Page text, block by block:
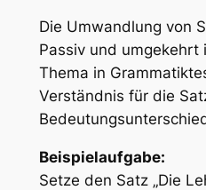
Die Umwandlung von
Passiv und umgekehrt
Thema in
Verständnis für die
Beispielaufgabe:
Setze den Satz „Die